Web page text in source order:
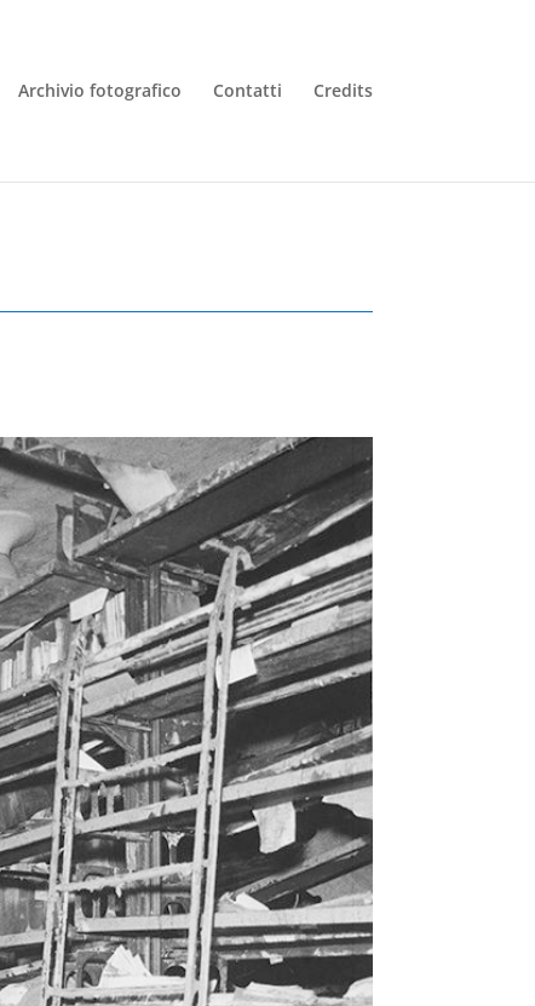
Archivio fotografico Contatti Credits